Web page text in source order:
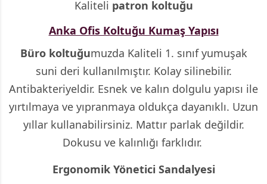
Kaliteli patron koltuğu
Anka Ofis Koltuğu Kumaş Yapısı
Büro koltuğumuzda Kaliteli 1. sınıf yumuşak
suni deri kullanılmıştır. Kolay silinebilir.
Antibakteriyeldir. Esnek ve kalın dolgulu yapısı ile
yırtılmaya ve yıpranmaya oldukça dayanıklı. Uzun
yıllar kullanabilirsiniz. Mattır parlak değildir.
Dokusu ve kalınlığı farklıdır.
Ergonomik Yönetici Sandalyesi